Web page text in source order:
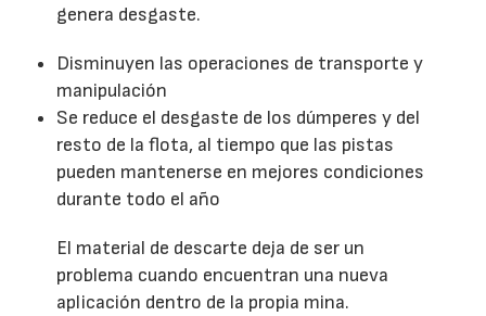
genera desgaste.
Disminuyen las operaciones de transporte y
manipulación
Se reduce el desgaste de los dúmperes y del
resto de la flota, al tiempo que las pistas
pueden mantenerse en mejores condiciones
durante todo el año
El material de descarte deja de ser un
problema cuando encuentran una nueva
aplicación dentro de la propia mina.